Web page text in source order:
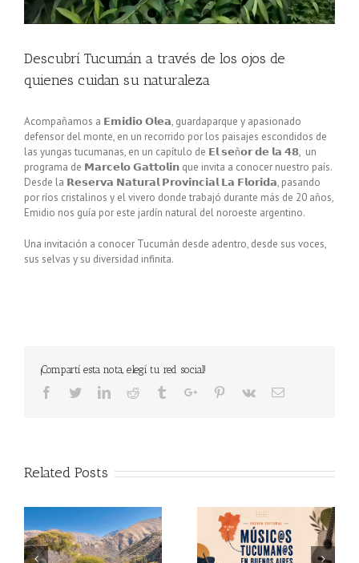
Descubrí Tucumán a través de los ojos de
quienes cuidan su naturaleza
Acompañamos a 𝗘𝗺𝗶𝗱𝗶𝗼𝗢𝗹𝗲𝗮, guardaparque y apasionado
defensor del monte, en un recorrido por los paisajes escondidos de
las yungas tucumanas, en un capítulo de 𝗘𝗹 𝘀𝗲ñ𝗼𝗿 𝗱𝗲 𝗹𝗮 𝟰𝟴, un
programa de 𝗠𝗮𝗿𝗰𝗲𝗹𝗼 𝗚𝗮𝘁𝘁𝗼𝗹𝗶𝗻 que invita a conocer nuestro país.
Desde la 𝗥𝗲𝘀𝗲𝗿𝘃𝗮 𝗡𝗮𝘁𝘂𝗿𝗮𝗹 𝗣𝗿𝗼𝘃𝗶𝗻𝗰𝗶𝗮𝗹 𝗟𝗮 𝗙𝗹𝗼𝗿𝗶𝗱𝗮, pasando
por ríos cristalinos y el vivero donde trabajó durante más de 20 años,
Emidio nos guía por este jardín natural del noroeste argentino.
Una invitación a conocer Tucumán desde adentro, desde sus voces,
sus selvas y su diversidad infinita.
¡Compartí esta nota, elegí tu red social!
Facebook
TwitterLinkedinReddit TumblrGoogle+Pinterest
Vk Email
Related Posts